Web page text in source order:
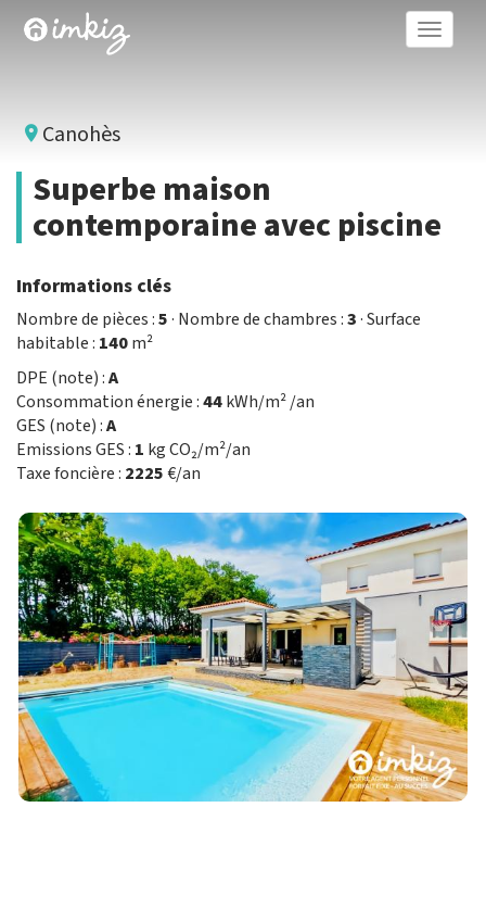
Toggle
Canohès
Superbe maison
contemporaine avec piscine
Informations clés
Nombre de pièces :5· Nombre de chambres :3· Surface
habitable : 140m²
DPE (note) :A
Consommation énergie :44kWh/m² /an
GES (note) :A
Emissions GES : 1 kg CO₂/m²/an
Taxe foncière : 2225€/an